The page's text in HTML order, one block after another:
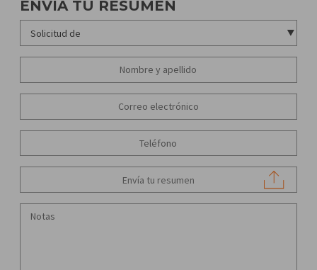
ENVÍA TU RESUMEN
Envía tu resumen